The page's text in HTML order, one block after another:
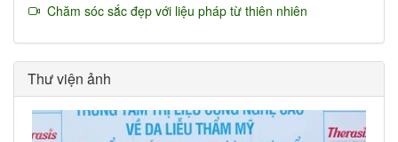
Chăm sóc sắc đẹp với liệu pháp từ thiên nhiên
Thư viện ảnh